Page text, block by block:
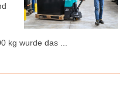
kg wurde das ...